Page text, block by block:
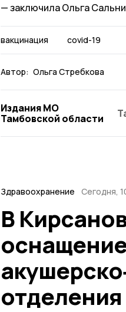
заключила Ольга
вакцинация covid-19
Автор: Ольга Стребкова
Издания МО
Тамбовской области
Здравоохранение Сегодня,
В
отделения